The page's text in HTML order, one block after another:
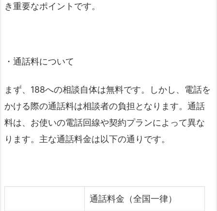
き重要なポイントです。
・通話料について
まず、188への相談自体は無料です。しかし、電話を
かける際の通話料は相談者の負担となります。通話
料は、お使いの電話回線や契約プランによって異な
ります。主な通話料金は以下の通りです。
通話料金（全国一律）